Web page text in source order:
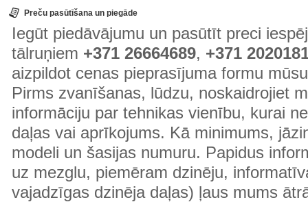
Preču pasūtīšana un piegāde
Iegūt piedāvājumu un pasūtīt preci
tālruņiem +371 26664689, +371
aizpildot cenas pieprasījuma formu
Pirms zvanīšanas, lūdzu, noskaidrojiet
informāciju par tehnikas vienību, kurai
daļas vai aprīkojums. Kā minimums,
modeli un šasijas numuru. Papidus
uz mezglu, piemēram dzinēju,
vajadzīgas dzinēja daļas) ļaus mums